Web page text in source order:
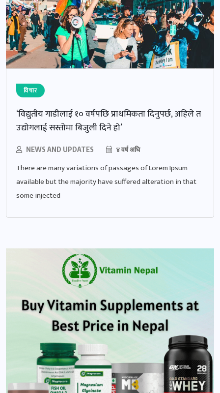
विचार
‘विद्युतीय गाडीलाई १० वर्षपछि प्राथमिकता दिनुपर्छ, अहिले त
उद्योगलाई सस्तोमा बिजुली दिने हो’
NEWS AND UPDATES ४ वर्ष अघि
There are many variations of passages of Lorem Ipsum
available but the majority have suffered alteration in that
some injected